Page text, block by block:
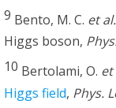
9 Bento, M. C. et al.
Higgs boson,
10 Bertolami, O. et
Higgs field, Phys.